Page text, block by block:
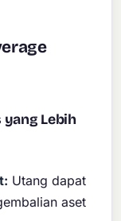
Lebih
Utang dapat
aset